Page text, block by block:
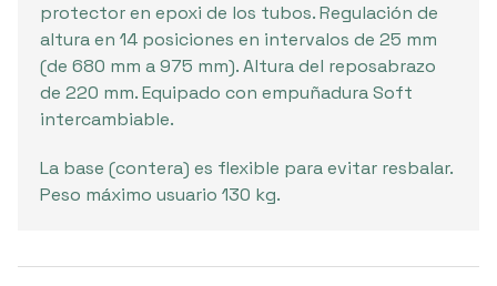
protector en epoxi de los tubos. Regulación de
altura en 14 posiciones en intervalos de 25 mm
(de 680 mm a 975 mm). Altura del reposabrazo
de 220 mm. Equipado con empuñadura Soft
intercambiable.
La base (contera) es flexible para evitar resbalar.
Peso máximo usuario 130 kg.